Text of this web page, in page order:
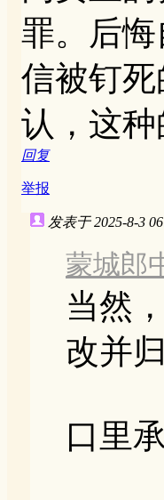
罪。后
信被钉
认，这
回复
举报
发表于 2025-8-3
蒙城郎
当然
改并
口里